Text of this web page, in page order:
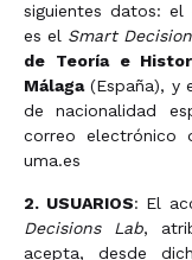
siguientes datos:
es el Smart
de Teoría e
Málaga(España), y
de nacionalidad
correo electrónico
uma.es
2. USUARIOS: El
Decisions Lab,
acepta, desde